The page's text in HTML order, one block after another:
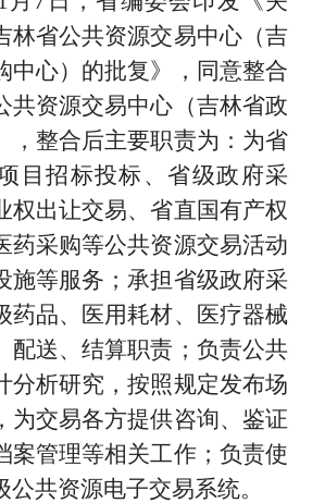
林省公共资源交易中心（吉
中心）的批复》，同意整合
共资源交易中心（吉林省政
，整合后主要职责为：为省
目招标投标、省级政府采
权出让交易、省直国有产权
药采购等公共资源交易活动
施等服务；承担省级政府采
药品、医用耗材、医疗器械
配送、结算职责；负责公共
分析研究，按照规定发布场
为交易各方提供咨询、鉴证
案管理等相关工作；负责使
公共资源电子交易系统。